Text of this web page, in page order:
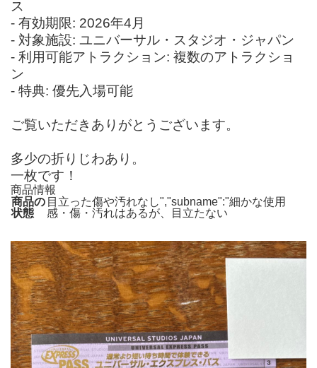
ス
- 有効期限: 2026年4月
- 対象施設: ユニバーサル・スタジオ・ジャパン
- 利用可能アトラクション: 複数のアトラクショ
ン
- 特典: 優先入場可能
ご覧いただきありがとうございます。
多少の折りじわあり。
一枚です！
商品情報
商品の
状態
目立った傷や汚れなし","subname":"細かな使用
感・傷・汚れはあるが、目立たない